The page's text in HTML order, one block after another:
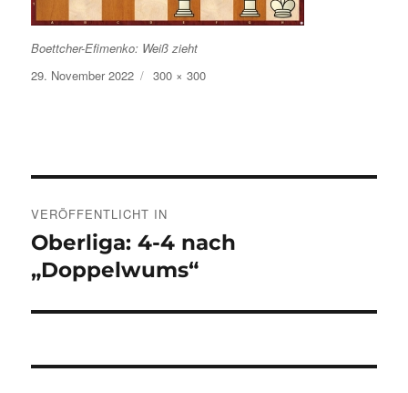
Boettcher-Efimenko: Weiß zieht
Veröffentlicht
am
29. November 2022 Volle
Größe
300 × 300
VERÖFFENTLICHT IN
Oberliga: 4-4 nach
„Doppelwums“